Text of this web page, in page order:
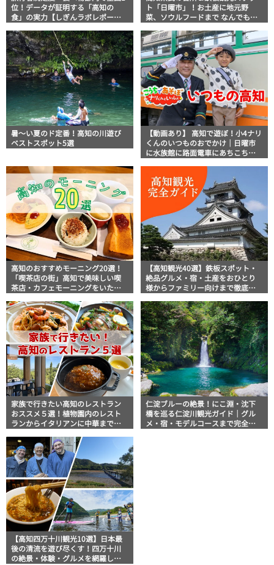
位！データが証明する「高知の
食」の実力【しぎんラボレポー
ト「日曜市」！お土産に地元野
菜、ソウルフードまで なんでもそ
説！
暑～い夏のド定番！高知の川遊び
ベストスポット5選
【動画あり】 高知で遊ぼ！小4ナリ
くんのいつものおでかけ｜日曜市
に水族館に路面電車にあちこち巡
高知のおすすめモーニング20選！
「喫茶店の街」高知で美味しい喫
茶店・カフェモーニングをいただ
【高知観光40選】鉄板スポット・
絶品グルメ・宿・土産をおひとり
様からファミリー向けまで徹底解
家族で行きたい高知のレストラン
おススメ５選！植物園内のレスト
ランからイタリアンに中華まで楽
仁淀ブルーの絶景！にこ淵・沈下
橋を巡る仁淀川観光ガイド｜グル
メ・宿・モデルコースまで完全網
【高知四万十川観光10選】日本最
後の清流を遊び尽くす！四万十川
の絶景・体験・グルメを網羅した